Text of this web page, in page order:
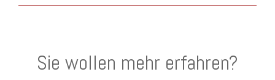
Sie wollen mehr erfahren?